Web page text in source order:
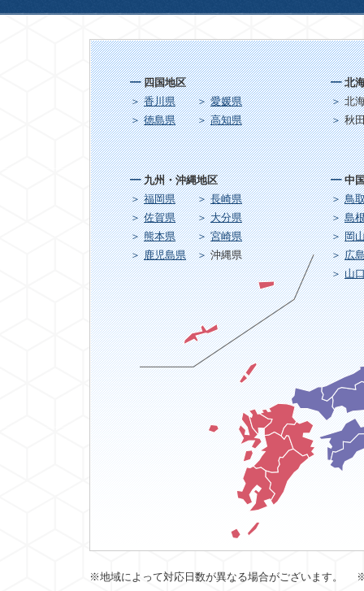
九州・沖縄地区
福岡県
長崎県
佐賀県
大分県
熊本県
宮崎県
鹿児島県
沖縄県
北
北
秋
中
鳥
島
岡
広
山
四国地区
香川県
愛媛県
徳島県
高知県
※地域によって対応日数が異なる場合がございます。